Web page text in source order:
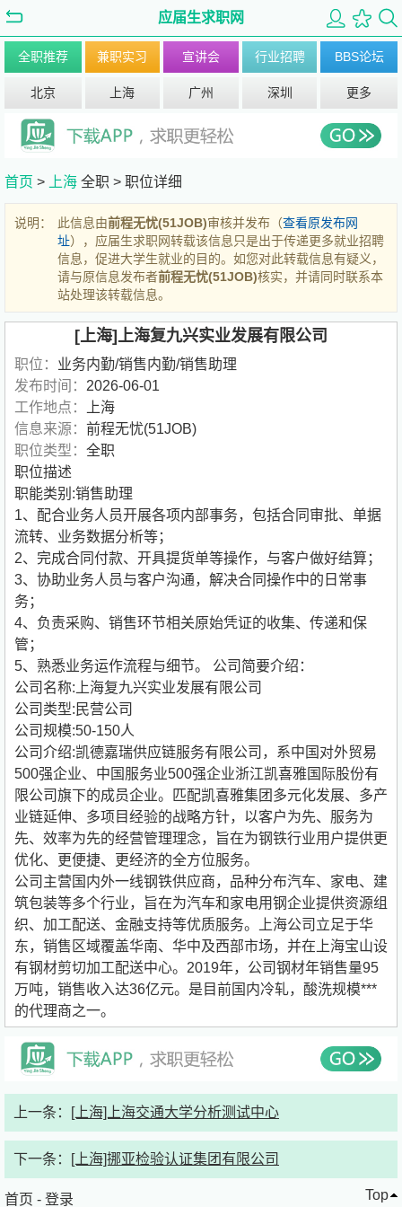
应届生求职网
全职推荐 兼职实习 宣讲会 行业招聘 BBS论坛
北京 上海 广州 深圳 更多
首页 > 上海 全职 > 职位详细
说明： 此信息由前程无忧(51JOB)审核并发布（查看原发布网
址），应届生求职网转载该信息只是出于传递更多就业招聘
信息，促进大学生就业的目的。如您对此转载信息有疑义，
请与原信息发布者前程无忧(51JOB)核实，并请同时联系本
站处理该转载信息。
[上海]上海复九兴实业发展有限公司
职位： 业务内勤/销售内勤/销售助理
发布时间： 2026-06-01
工作地点：
上海
信息来源： 前程无忧(51JOB)
职位类型： 全职
职位描述
职能类别:销售助理
1、配合业务人员开展各项内部事务，包括合同审批、单据
流转、业务数据分析等；
2、完成合同付款、开具提货单等操作，与客户做好结算；
3、协助业务人员与客户沟通，解决合同操作中的日常事
务；
4、负责采购、销售环节相关原始凭证的收集、传递和保
管；
5、熟悉业务运作流程与细节。 公司简要介绍：
公司名称:上海复九兴实业发展有限公司
公司类型:民营公司
公司规模:50-150人
公司介绍:凯德嘉瑞供应链服务有限公司，系中国对外贸易
500强企业、中国服务业500强企业浙江凯喜雅国际股份有
限公司旗下的成员企业。匹配凯喜雅集团多元化发展、多产
业链延伸、多项目经验的战略方针，以客户为先、服务为
先、效率为先的经营管理理念，旨在为钢铁行业用户提供更
优化、更便捷、更经济的全方位服务。
公司主营国内外一线钢铁供应商，品种分布汽车、家电、建
筑包装等多个行业，旨在为汽车和家电用钢企业提供资源组
织、加工配送、金融支持等优质服务。上海公司立足于华
东，销售区域覆盖华南、华中及西部市场，并在上海宝山设
有钢材剪切加工配送中心。2019年，公司钢材年销售量95
万吨，销售收入达36亿元。是目前国内冷轧，酸洗规模***
的代理商之一。
上一条： [上海]上海交通大学分析测试中心
下一条： [上海]挪亚检验认证集团有限公司
首页 - 登录 Top